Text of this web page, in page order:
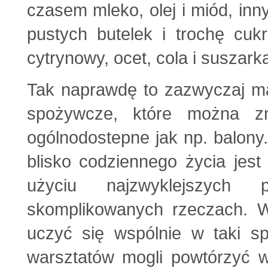
czasem mleko, olej i miód,
pustych butelek i trochę
cytrynowy, ocet, cola i
Tak naprawdę to zazwyczaj
spożywcze, które można
ogólnodostepne jak np.
blisko codziennego życia
użyciu
skomplikowanych rzeczach.
uczyć się wspólnie w taki
warsztatów mogli powtórzyć